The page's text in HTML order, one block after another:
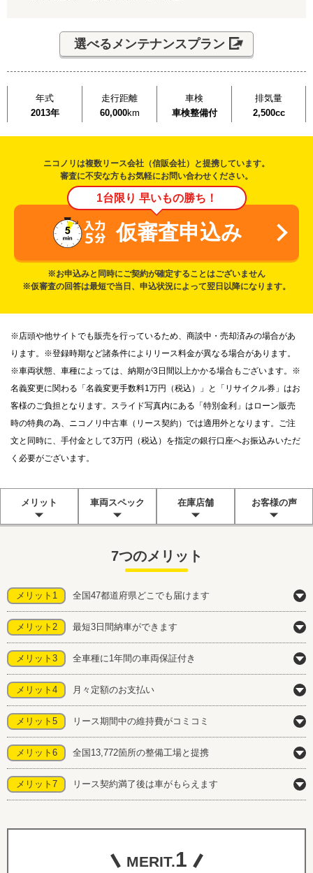
選べるメンテナンスプラン
年式
2013年
走行距離
60,000km
車検
車検整備付
排気量
2,500cc
ニコノリは複数リース会社（信販会社）と提携しています。
審査に不安な方もお気軽にお問い合わせください。
1台限り 早いもの勝ち！
仮審査申込み
※お申込みと同時にご契約が確定することはございません
※仮審査の回答は最短で当日、申込状況によって翌日以降になります。
※店頭や他サイトでも販売を行っているため、商談中・売却済みの場合があ
ります。※登録時期など諸条件によりリース料金が異なる場合があります。
※車両状態、車種によっては、納期が3日間以上かかる場合もございます。※
名義変更に関わる「名義変更手数料1万円（税込）」と「リサイクル券」はお
客様のご負担となります。スライド写真内にある「特別金利」はローン販売
時の特典の為、ニコノリ中古車（リース契約）では適用外となります。ご注
文と同時に、手付金として3万円（税込）を指定の銀行口座へお振込みいただ
く必要がございます。
メリット 車両スペック 在庫店舗 お客様の声
7つのメリット
メリット1 全国47都道府県どこでも届けます
メリット2 最短3日間納車ができます
メリット3 全車種に1年間の車両保証付き
メリット4 月々定額のお支払い
メリット5 リース期間中の維持費がコミコミ
メリット6 全国13,772箇所の整備工場と提携
メリット7 リース契約満了後は車がもらえます
MERIT.1